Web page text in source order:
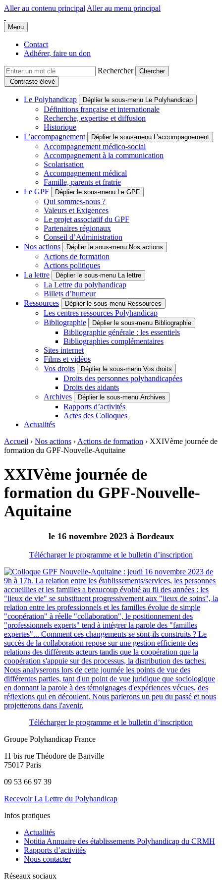
Aller au contenu principal Aller au menu principal
Groupe Polyhandicap France
Faire connaître et reconnaître les personnes polyhandicapées dans
Menu
Contact
Adhérer, faire un don
Rechercher
Contraste élevé
Le Polyhandicap Déplier le sous-menu Le Polyhandicap
Définitions française et internationale
Recherche, expertise et diffusion
Historique
L’accompagnement
Déplier le sous-menu L’accompagnement
Accompagnement médico-social
Accompagnement à la communication
Scolarisation
Accompagnement médical
Famille, parents et fratrie
Le GPF
Déplier le sous-menu Le GPF
Qui sommes-nous ?
Valeurs et Exigences
Le projet associatif du GPF
Partenaires régionaux
Conseil d’Administration
Nos actions
Déplier le sous-menu Nos actions
Actions de formation
Actions politiques
La lettre
Déplier le sous-menu La lettre
La Lettre du polyhandicap
Billets d’humeur
Ressources
Déplier le sous-menu Ressources
Les centres ressources Polyhandicap
Bibliographie
Déplier le sous-menu Bibliographie
Bibliographie générale : les essentiels
Bibliographies complémentaires
Sites internet
Films et vidéos
Vos droits
Déplier le sous-menu Vos droits
Droits des personnes polyhandicapées
Droits des aidants
Archives
Déplier le sous-menu Archives
Rapports d’activités
Actes des Colloques
Actualités
Accueil › Nos actions › Actions de formation › XXIVème journée de
formation du GPF-Nouvelle-Aquitaine
XXIVème journée de
formation du GPF-Nouvelle-
Aquitaine
le 16 novembre 2023 à Bordeaux
Télécharger le programme et le bulletin d’inscription
Télécharger le programme et le bulletin d’inscription
Groupe Polyhandicap France
11 bis rue Théodore de Banville
75017 Paris
09 53 66 97 39
Recevoir La Lettre du Polyhandicap
Infos pratiques
Actualités
Notitia Annuaire des établissements Polyhandicap du CRMH
Rapports d’activités
Nous contacter
Réseaux sociaux